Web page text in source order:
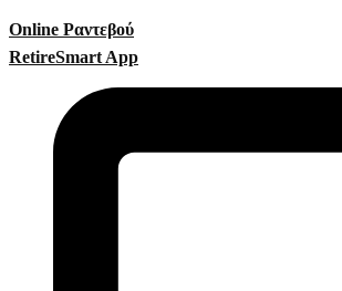
Online Ραντεβού
RetireSmart App